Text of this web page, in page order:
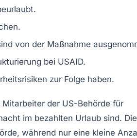
.
von der Maßnahme
bei USAID.
zur Folge haben.
der US-Behörde für
im bezahlten Urlaub sind.
während nur eine kleine